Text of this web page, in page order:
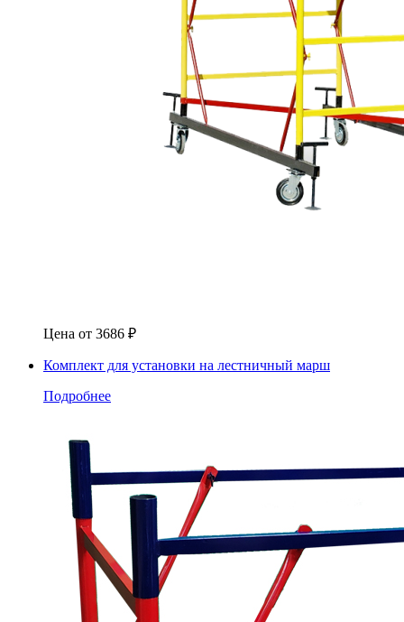
Цена от 3686 ₽
Комплект для установки на лестничный марш
Подробнее